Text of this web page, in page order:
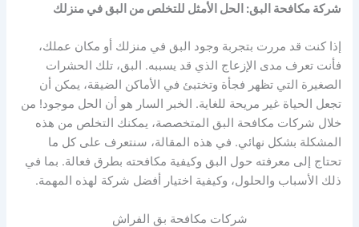
شركة مكافحة البق: الحل الأمثل للتخلص من البق في منزلك
إذا كنت قد مررت بتجربة وجود البق في منزلك أو مكان عملك،
فأنت تعرف مدى الإزعاج الذي قد يسببه. البق، تلك الحشرات
الصغيرة التي تظهر فجأة وتختبئ في الأماكن الضيقة، يمكن أن
تجعل الحياة غير مريحة للغاية. الخبر السار هو أن الحل موجود! من
خلال شركات مكافحة البق المتخصصة، يمكنك التخلص من هذه
المشكلة بشكل نهائي. في هذه المقالة، سنتعرف على كل ما
تحتاج إلى معرفته حول البق وكيفية مكافحته بطرق فعالة. بما في
ذلك الأسباب والحلول، وكيفية اختيار أفضل شركة لهذه المهمة.
شركات مكافحة بق الفراش